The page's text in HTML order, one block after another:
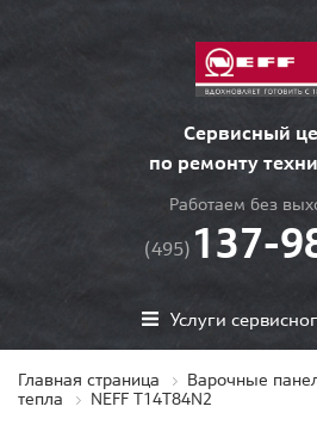
Сервисный
по ремонту
Работаем без
(495) 137-
Услуги
Главная страница Варочные
тепла
NEFF T14T84N2